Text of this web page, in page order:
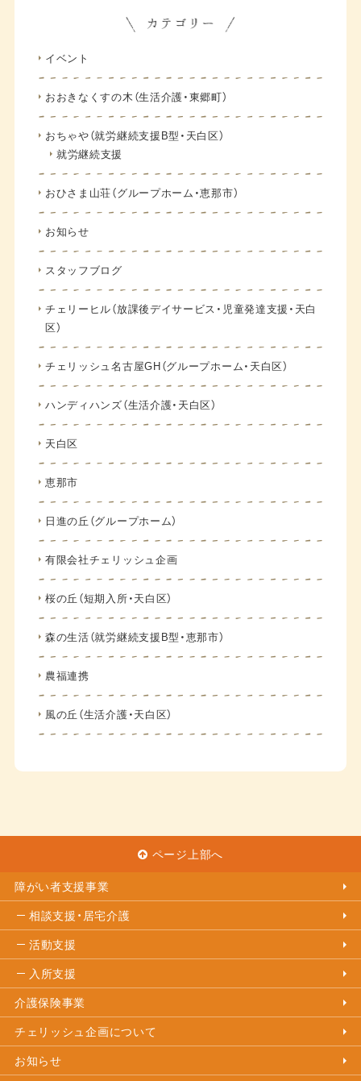
イベント
おおきなくすの木（生活介護・東郷町）
おちゃや（就労継続支援B型・天白区）
就労継続支援
おひさま山荘（グループホーム・恵那市）
お知らせ
スタッフブログ
チェリーヒル（放課後デイサービス・児童発達支援・天白
区）
チェリッシュ名古屋GH（グループホーム・天白区）
ハンディハンズ（生活介護・天白区）
天白区
恵那市
日進の丘（グループホーム）
有限会社チェリッシュ企画
桜の丘（短期入所・天白区）
森の生活（就労継続支援B型・恵那市）
農福連携
風の丘（生活介護・天白区）
ページ上部へ
障がい者支援事業
相談支援・居宅介護
活動支援
入所支援
介護保険事業
チェリッシュ企画について
お知らせ